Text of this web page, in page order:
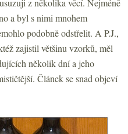
a byl s nimi mnohem
podobně odstřelit. A P.J.,
zajistil většinu vzorků, měl
několik dní a jeho
Článek se snad objeví